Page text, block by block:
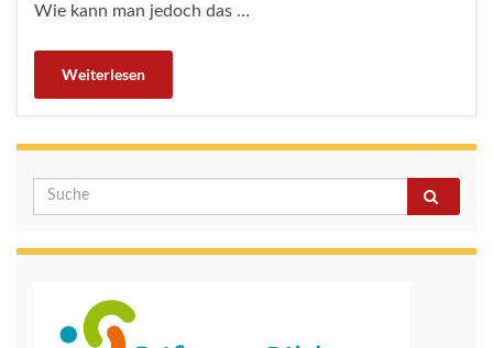
Wie kann man jedoch das …
Weiterlesen